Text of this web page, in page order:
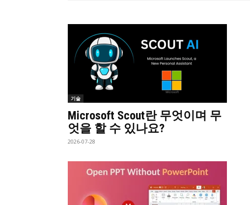
기술
Microsoft Scout란 무엇이며 무
엇을 할 수 있나요?
2026-07-28